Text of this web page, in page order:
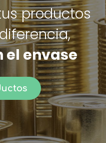
productos
el envase